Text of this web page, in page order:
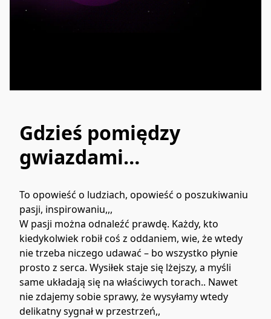
Gdzieś pomiędzy
gwiazdami…
To opowieść o ludziach, opowieść o poszukiwaniu
pasji, inspirowaniu,,,
W pasji można odnaleźć prawdę. Każdy, kto
kiedykolwiek robił coś z oddaniem, wie, że wtedy
nie trzeba niczego udawać – bo wszystko płynie
prosto z serca. Wysiłek staje się lżejszy, a myśli
same układają się na właściwych torach.. Nawet
nie zdajemy sobie sprawy, że wysyłamy wtedy
delikatny sygnał w przestrzeń,,